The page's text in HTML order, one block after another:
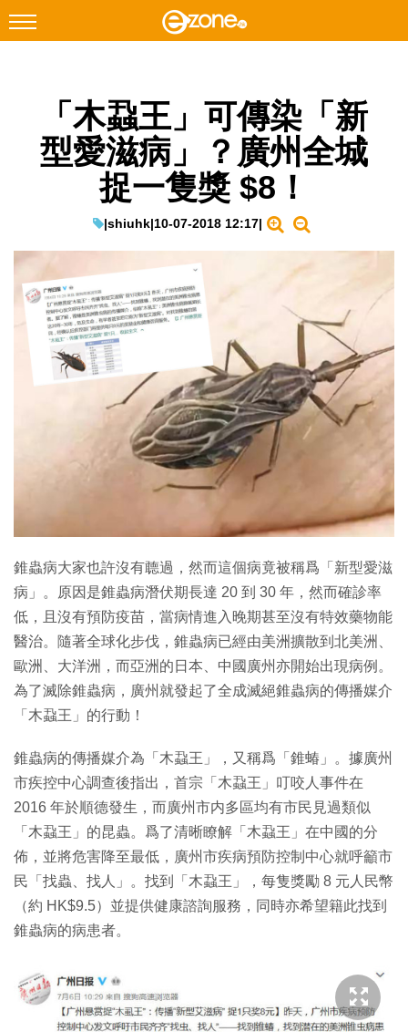
Facebook Instagram
科技焦點
教學評測
EduTech
IT Times
生成式AI與雲端應用
Enterprise Digital Transformation
「木蝨王」可傳染「新
型愛滋病」？廣州全城
捉一隻獎 $8！
|shiuhk|10-07-2018 12:17|
錐蟲病大家也許沒有聼過，然而這個病竟被稱爲「新型愛滋
病」。原因是錐蟲病潛伏期長達 20 到 30 年，然而確診率
低，且沒有預防疫苗，當病情進入晚期甚至沒有特效藥物能
醫治。隨著全球化步伐，錐蟲病已經由美洲擴散到北美洲、
歐洲、大洋洲，而亞洲的日本、中國廣州亦開始出現病例。
為了滅除錐蟲病，廣州就發起了全成滅絕錐蟲病的傳播媒介
「木蝨王」的行動！
錐蟲病的傳播媒介為「木蝨王」，又稱爲「錐蝽」。據廣州
市疾控中心調查後指出，首宗「木蝨王」叮咬人事件在
2016 年於順德發生，而廣州市内多區均有市民見過類似
「木蝨王」的昆蟲。爲了清晰瞭解「木蝨王」在中國的分
佈，並將危害降至最低，廣州市疾病預防控制中心就呼籲市
民「找蟲、找人」。找到「木蝨王」，每隻獎勵 8 元人民幣
（約 HK$9.5）並提供健康諮詢服務，同時亦希望籍此找到
錐蟲病的病患者。